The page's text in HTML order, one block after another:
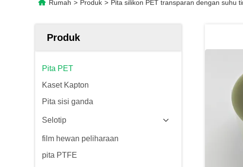
Rumah > Produk > Pita silikon PET transparan dengan suhu
Produk
Pita PET
Kaset Kapton
Pita sisi ganda
Selotip
film hewan peliharaan
pita PTFE